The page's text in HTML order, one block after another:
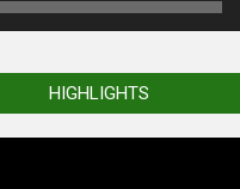
HIGHLIGHTS